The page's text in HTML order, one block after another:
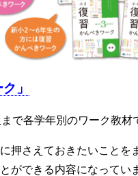
」
で各学年別のワーク教材
押さえておきたいことを
ができる内容になってい